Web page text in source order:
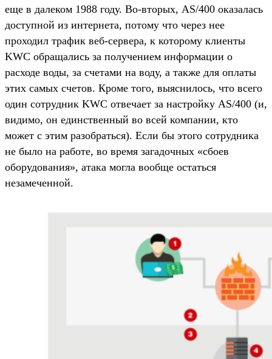
еще в далеком 1988 году. Во-вторых, AS/400 оказалась
доступной из интернета, потому что через нее
проходил трафик веб-сервера, к которому клиенты
KWC обращались за получением информации о
расходе воды, за счетами на воду, а также для оплаты
этих самых счетов. Кроме того, выяснилось, что всего
один сотрудник KWC отвечает за настройку AS/400 (и,
видимо, он единственный во всей компании, кто
может с этим разобраться). Если бы этого сотрудника
не было на работе, во время загадочных «сбоев
оборудования», атака могла вообще остаться
незамеченной.